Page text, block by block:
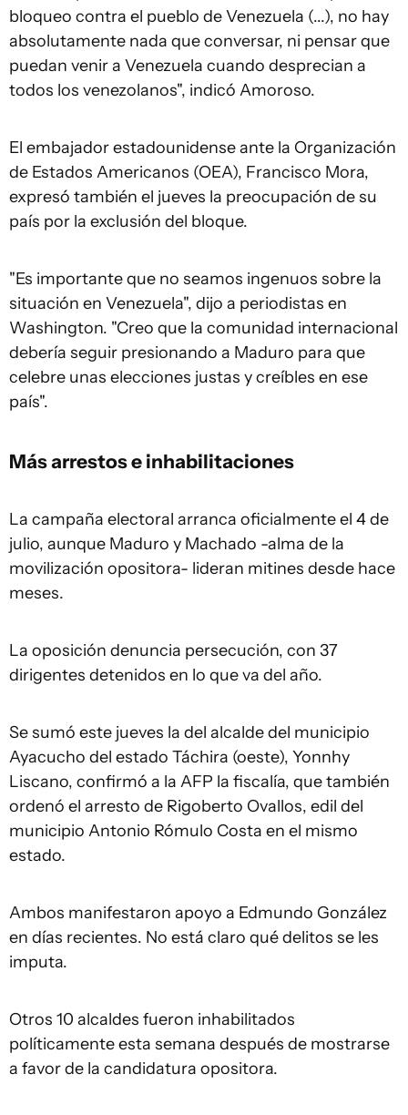
bloqueo contra el pueblo de Venezuela (...), no hay
absolutamente nada que conversar, ni pensar que
puedan venir a Venezuela cuando desprecian a
todos los venezolanos", indicó Amoroso.
El embajador estadounidense ante la Organización
de Estados Americanos (OEA), Francisco Mora,
expresó también el jueves la preocupación de su
país por la exclusión del bloque.
"Es importante que no seamos ingenuos sobre la
situación en Venezuela", dijo a periodistas en
Washington. "Creo que la comunidad internacional
debería seguir presionando a Maduro para que
celebre unas elecciones justas y creíbles en ese
país".
Más arrestos e inhabilitaciones
La campaña electoral arranca oficialmente el 4 de
julio, aunque Maduro y Machado -alma de la
movilización opositora- lideran mitines desde hace
meses.
La oposición denuncia persecución, con 37
dirigentes detenidos en lo que va del año.
Se sumó este jueves la del alcalde del municipio
Ayacucho del estado Táchira (oeste), Yonnhy
Liscano, confirmó a la AFP la fiscalía, que también
ordenó el arresto de Rigoberto Ovallos, edil del
municipio Antonio Rómulo Costa en el mismo
estado.
Ambos manifestaron apoyo a Edmundo González
en días recientes. No está claro qué delitos se les
imputa.
Otros 10 alcaldes fueron inhabilitados
políticamente esta semana después de mostrarse
a favor de la candidatura opositora.